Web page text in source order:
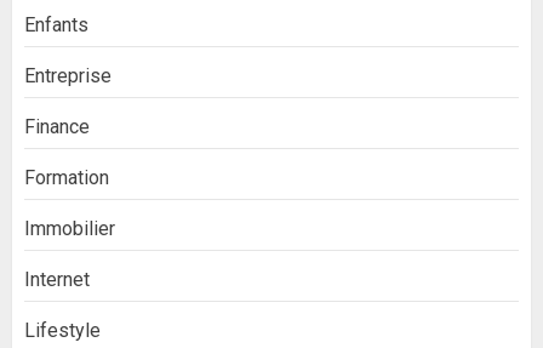
Enfants
Entreprise
Finance
Formation
Immobilier
Internet
Lifestyle